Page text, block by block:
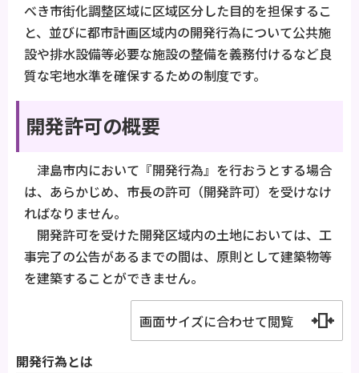
べき市街化調整区域に区域区分した目的を担保するこ
と、並びに都市計画区域内の開発行為について公共施
設や排水設備等必要な施設の整備を義務付けるなど良
質な宅地水準を確保するための制度です。
開発許可の概要
津島市内において『開発行為』を行おうとする場合
は、あらかじめ、市長の許可（開発許可）を受けなけ
ればなりません。
開発許可を受けた開発区域内の土地においては、工
事完了の公告があるまでの間は、原則として建築物等
を建築することができません。
画面サイズに合わせて閲覧
開発行為とは